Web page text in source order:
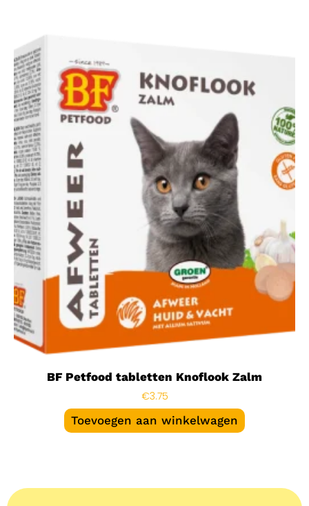
BF Petfood tabletten Knoflook Zalm
€3.75
Toevoegen aan winkelwagen